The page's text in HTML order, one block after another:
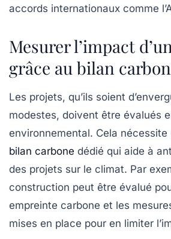
accords internationaux comme
Mesurer l’impact
grâce au bilan
Les projets, qu’ils soient
modestes, doivent être évalués
environnemental. Cela nécessite
bilan carbone dédié qui aide à
des projets sur le climat. Par
construction peut être évalué
empreinte carbone et les
mises en place pour en limiter